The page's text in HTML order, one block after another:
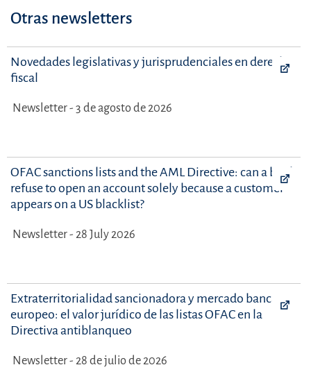
Otras newsletters
Novedades legislativas y jurisprudenciales en derecho
fiscal
Newsletter - 3 de agosto de 2026
OFAC sanctions lists and the AML Directive: can a bank
refuse to open an account solely because a customer
appears on a US blacklist?
Newsletter - 28 July 2026
Extraterritorialidad sancionadora y mercado bancario
europeo: el valor jurídico de las listas OFAC en la
Directiva antiblanqueo
Newsletter - 28 de julio de 2026